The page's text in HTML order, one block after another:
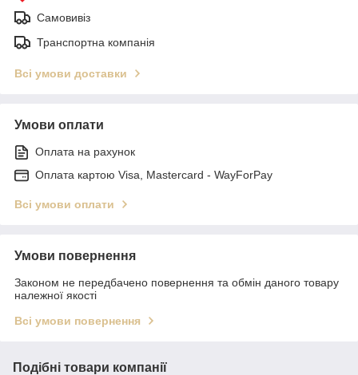
Самовивіз
Транспортна компанія
Всі умови доставки
Умови оплати
Оплата на рахунок
Оплата картою Visa, Mastercard - WayForPay
Всі умови оплати
Умови повернення
Законом не передбачено повернення та обмін даного товару
належної якості
Всі умови повернення
Подібні товари компанії